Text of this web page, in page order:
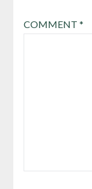
COMMENT *